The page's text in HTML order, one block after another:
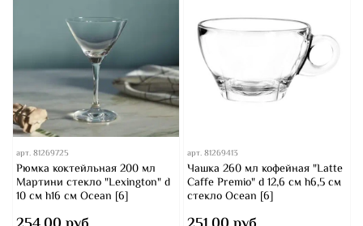
арт.81269725
Рюмка коктейльная 200 мл
Мартини стекло "Lexington" d
10 см h16 см Ocean [6]
арт.81269413
Чашка 260 мл кофейная "Latte
Caffe Premio" d 12,6 см h6,5 см
стекло Ocean [6]